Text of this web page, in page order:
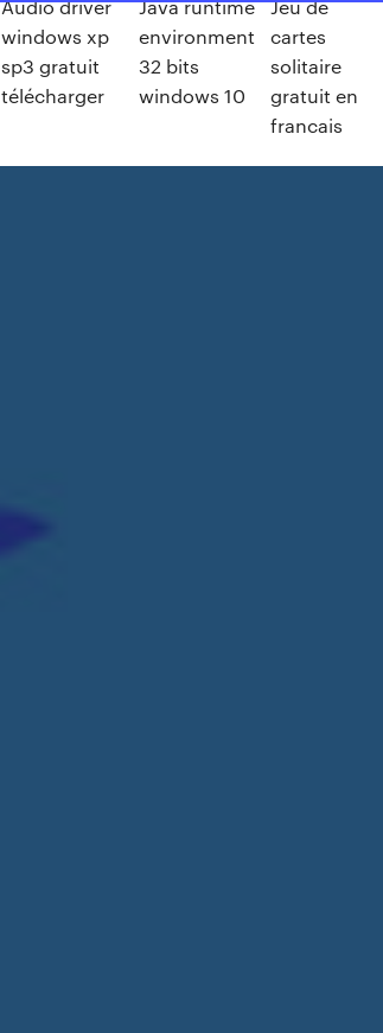
Audio driver
windows xp
sp3 gratuit
télécharger
Java runtime
environment
32 bits
windows 10
Jeu de
cartes
solitaire
gratuit en
francais